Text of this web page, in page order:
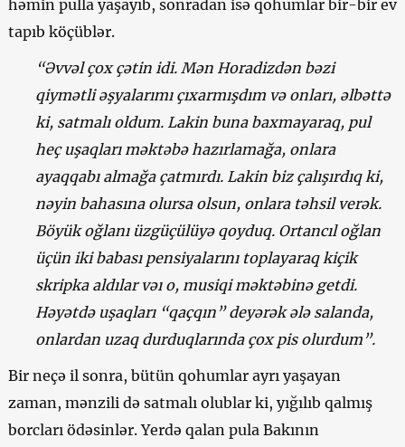
həmin pulla yaşayıb, sonradan isə qohumlar bir-bir ev
tapıb köçüblər.
“Əvvəl çox çətin idi. Mən Horadizdən bəzi
qiymətli əşyalarımı çıxarmışdım və onları, əlbəttə
ki, satmalı oldum. Lakin buna baxmayaraq, pul
heç uşaqları məktəbə hazırlamağa, onlara
ayaqqabı almağa çatmırdı. Lakin biz çalışırdıq ki,
nəyin bahasına olursa olsun, onlara təhsil verək.
Böyük oğlanı üzgüçülüyə qoyduq. Ortancıl oğlan
üçün iki babası pensiyalarını toplayaraq kiçik
skripka aldılar vəı o, musiqi məktəbinə getdi.
Həyətdə uşaqları “qaçqın” deyərək ələ salanda,
onlardan uzaq durduqlarında çox pis olurdum”.
Bir neçə il sonra, bütün qohumlar ayrı yaşayan
zaman, mənzili də satmalı olublar ki, yığılıb qalmış
borcları ödəsinlər. Yerdə qalan pula Bakının